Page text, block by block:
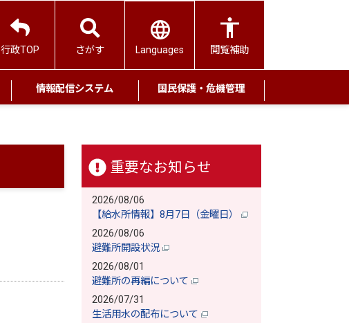
行政TOP さがす Languages 閲覧補助
情報配信システム 国民保護・危機管理
重要なお知らせ
2026/08/06
【給水所情報】8月7日（金曜日）
2026/08/06
避難所開設状況
2026/08/01
避難所の再編について
2026/07/31
生活用水の配布について